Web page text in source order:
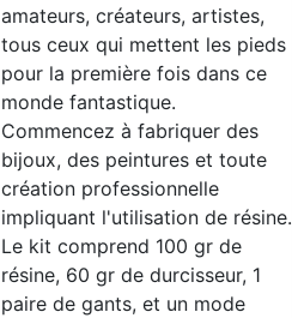
amateurs, créateurs, artistes,
tous ceux qui mettent les pieds
pour la première fois dans ce
monde fantastique.
Commencez à fabriquer des
bijoux, des peintures et toute
création professionnelle
impliquant l'utilisation de résine.
Le kit comprend 100 gr de
résine, 60 gr de durcisseur, 1
paire de gants, et un mode